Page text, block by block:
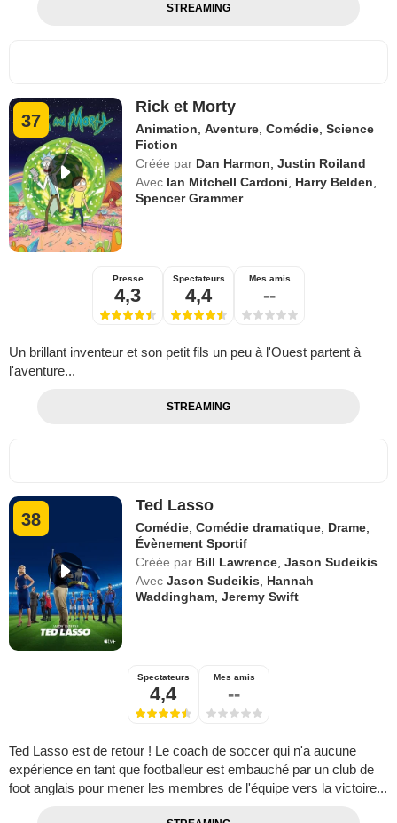
STREAMING
37
Rick et Morty
Animation ,Aventure ,Comédie ,Science
Fiction
Créée par Dan Harmon ,Justin Roiland
Avec Ian Mitchell Cardoni Harry Belden
Spencer Grammer
Presse
4,3
Spectateurs
4,4
Mes amis
--
Un brillant inventeur et son petit fils un peu à l'Ouest partent à
l'aventure...
STREAMING
38
Ted Lasso
Comédie ,Comédie dramatique Drame
Évènement Sportif
Créée par Bill Lawrence ,Jason Sudeikis
Avec Jason Sudeikis
Hannah
Waddingham ,Jeremy Swift
Spectateurs
4,4
Mes amis
--
Ted Lasso est de retour ! Le coach de soccer qui n'a aucune
expérience en tant que footballeur est embauché par un club de
foot anglais pour mener les membres de l'équipe vers la victoire...